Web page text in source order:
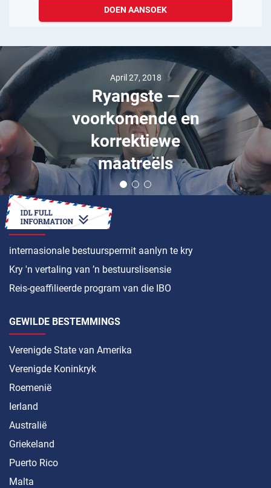
DOEN AANSOEK
April 27, 2018
Ryangste —
voorkomende en
korrektiewe
maatreëls
HOE OM ’N
internasionale bestuurspermit aanlyn te kry
Kry 'n vertaling van ’n bestuurslisensie
Reis-geaffilieerde program van die IBO
GEWILDE BESTEMMINGS
Verenigde State van Amerika
Verenigde Koninkryk
Roemenië
Ierland
Australië
Griekeland
Puerto Rico
Malta